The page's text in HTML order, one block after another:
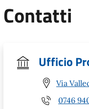
Contatti
Ufficio
Via
0746